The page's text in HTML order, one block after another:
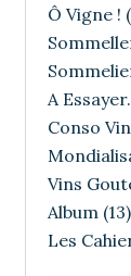
Ô Vigne !
A
Conso
Vins
Album (13)
Les